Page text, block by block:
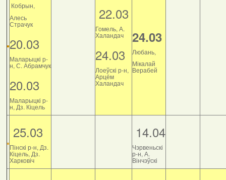
Кобрын,
Алесь
Страчук
20.03
Маларыцкі р-
н, С. Абрамчук
20.03
Маларыцкі р-
н, Дз. Кіцель
22.03
Гомель, А.
Халандач
24.03
Лоеўскі р-н,
Арцём
Халандач
24.03
Любань,
Мікалай
Верабей
25.03
Пінскі р-н, Дз.
Кіцель, Дз.
Харковіч
14.04
Чэрвеньскі
р-н, А.
Вінчэўскі